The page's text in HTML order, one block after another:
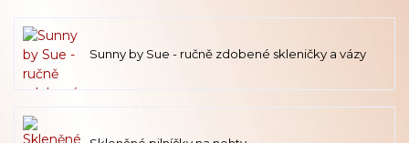
Sunny by Sue - ručně zdobené skleničky a vázy